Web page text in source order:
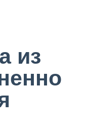
из